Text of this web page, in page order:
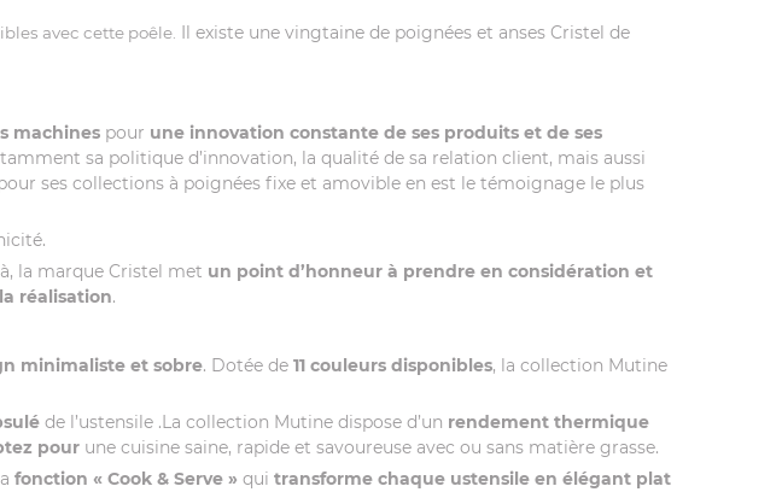
avec cette poêle. Il existe une vingtaine de poignées et anses Cristel de
machines pour une innovation constante de ses produits et de ses
sa politique d’innovation, la qualité de sa relation client, mais aussi
ses collections à poignées fixe et amovible en est le témoignage le plus
la marque Cristel met un point d’honneur à prendre en considération et
réalisation.
minimaliste et sobre. Dotée de 11 couleurs disponibles, la collection Mutine
de l’ustensile .La collection Mutine dispose d’un rendement thermique
pour une cuisine saine, rapide et savoureuse avec ou sans matière grasse.
fonction « Cook & Serve » qui transforme chaque ustensile en élégant plat